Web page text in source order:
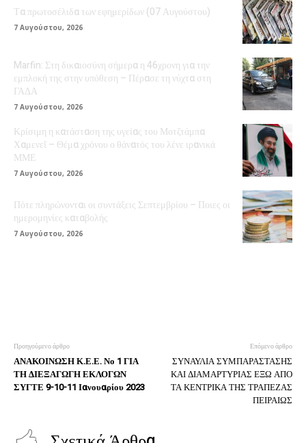
Τα πρωτοσέλιδα των εφημερίδων (07 Αυγούστου)
7 Αυγούστου, 2026
Marfin: Στη δικαιοσύνη σήμερα η 46χρονη για την
εμπλοκή της στην υπόθεση – Πέρασε τη νύχτα στη
ΓΑΔΑ
7 Αυγούστου, 2026
Κρίσιμη η κατάσταση της υγείας του Μοτζτάμπα
Χαμενεΐ – Θέμα χρόνου ο θάνατός του λένε ιρανικά
ΜΜΕ
7 Αυγούστου, 2026
Πότε πληρώνονται οι συντάξεις Σεπτεμβρίου – Ποιες οι
ημερομηνίες καταβολής
7 Αυγούστου, 2026
Προηγούμενο άρθρο
ΑΝΑΚΟΙΝΩΣΗ Κ.Ε.Ε. Νο 1 ΓΙΑ
ΤΗ ΔΙΕΞΑΓΩΓΗ ΕΚΛΟΓΩΝ
ΣΥΓΤΕ 9-10-11 Ιανουαρίου 2023
Επόμενο άρθρο
ΣΥΝΑΥΛΙΑ ΣΥΜΠΑΡΑΣΤΑΣΗΣ
ΚΑΙ ΔΙΑΜΑΡΤΥΡΙΑΣ ΕΞΩ ΑΠΟ
ΤΑ ΚΕΝΤΡΙΚΑ ΤΗΣ ΤΡΑΠΕΖΑΣ
ΠΕΙΡΑΙΩΣ